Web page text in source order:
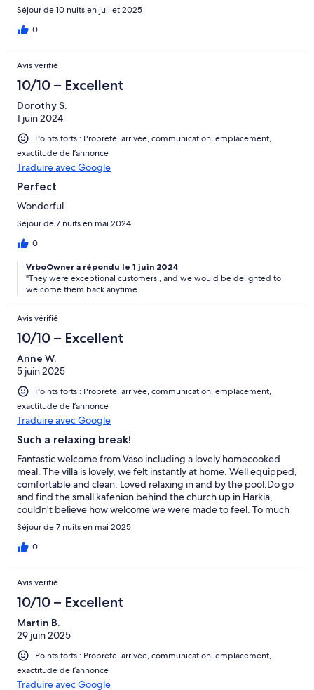
Séjour de 10 nuits en juillet 2025
0
Avis vérifié
10/10 – Excellent
Dorothy S.
1 juin 2024
Points forts : Propreté, arrivée, communication, emplacement,
exactitude de l’annonce
Traduire avec Google
Perfect
Wonderful
Séjour de 7 nuits en mai 2024
0
VrboOwner a répondu le 1 juin 2024
"They were exceptional customers , and we would be delighted to
welcome them back anytime.
Avis vérifié
10/10 – Excellent
Anne W.
5 juin 2025
Points forts : Propreté, arrivée, communication, emplacement,
exactitude de l’annonce
Traduire avec Google
Such a relaxing break!
Fantastic welcome from Vaso including a lovely homecooked
meal. The villa is lovely, we felt instantly at home. Well equipped,
comfortable and clean. Loved relaxing in and by the pool.Do go
and find the small kafenion behind the church up in Harkia,
couldn't believe how welcome we were made to feel. To much
to explore in a week, we will be back.Many thanks
Séjour de 7 nuits en mai 2025
0
Avis vérifié
10/10 – Excellent
Martin B.
29 juin 2025
Points forts : Propreté, arrivée, communication, emplacement,
exactitude de l’annonce
Traduire avec Google